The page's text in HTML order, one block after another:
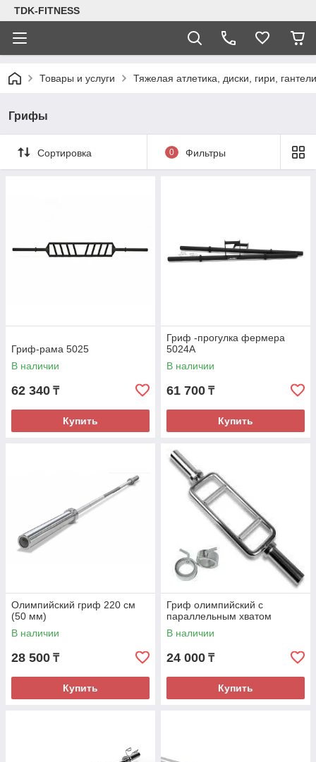
TDK-FITNESS
Товары и услуги Тяжелая атлетика, диски, гири, гантели
Грифы
Сортировка 0 Фильтры
Гриф-рама 5025
В наличии
62 340 ₸
Купить
Гриф -прогулка фермера
5024А
В наличии
61 700 ₸
Купить
Олимпийский гриф 220 см
(50 мм)
В наличии
28 500 ₸
Купить
Гриф олимпийский с
параллельным хватом
В наличии
24 000 ₸
Купить